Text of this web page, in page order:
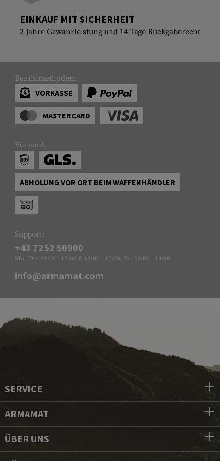
EINKAUF MIT SICHERHEIT
2 Jahre Gewährleistung und 14 Tage Rückgaberecht
Bezahlmethoden:
VORKASSE
MASTERCARD
Versand:
ABHOLUNG VOR ORT BEIM WAFFENHÄNDLER
Support:
+43 7252 50900
Mo - Do: 09:00 - 12:00 & 13:00 - 17:00, Fr: 09:00 - 14:00
info@armamat.com
SERVICE
ARMAMAT
ÜBER UNS